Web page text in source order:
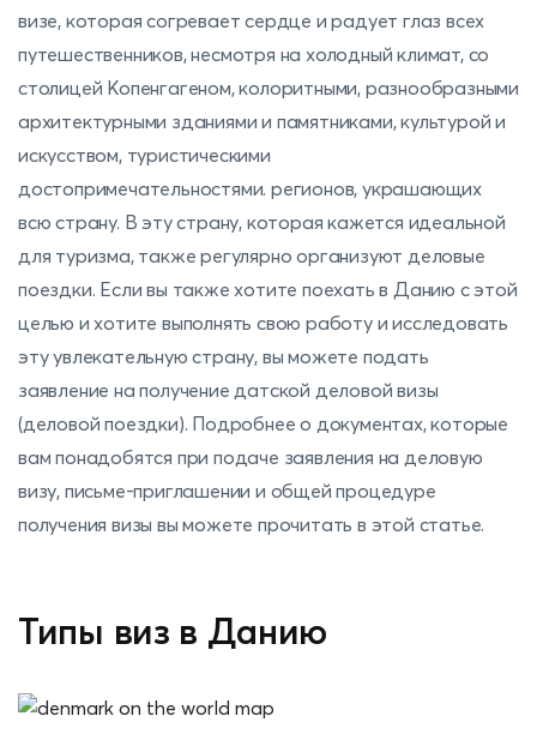
визе, которая согревает сердце и радует глаз всех
путешественников, несмотря на холодный климат, со
столицей Копенгагеном, колоритными, разнообразными
архитектурными зданиями и памятниками, культурой и
искусством, туристическими
достопримечательностями. регионов, украшающих
всю страну. В эту страну, которая кажется идеальной
для туризма, также регулярно организуют деловые
поездки. Если вы также хотите поехать в Данию с этой
целью и хотите выполнять свою работу и исследовать
эту увлекательную страну, вы можете подать
заявление на получение датской деловой визы
(деловой поездки). Подробнее о документах, которые
вам понадобятся при подаче заявления на деловую
визу, письме-приглашении и общей процедуре
получения визы вы можете прочитать в этой статье.
Типы виз в Данию